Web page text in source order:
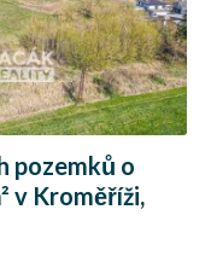
pozemků o
v Kroměříži,